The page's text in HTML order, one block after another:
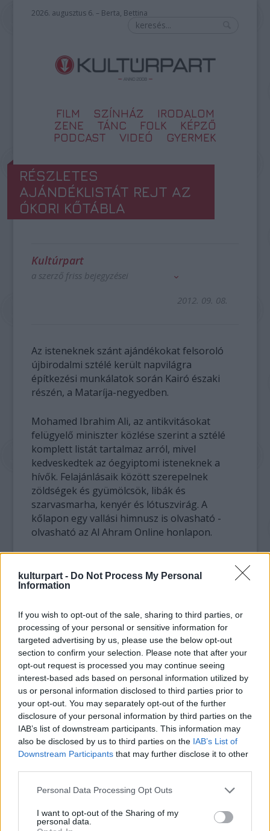
kulturpart - Do Not Process My Personal
Information
If you wish to opt-out of the sale, sharing to third parties, or
processing of your personal or sensitive information for
targeted advertising by us, please use the below opt-out
section to confirm your selection. Please note that after your
opt-out request is processed you may continue seeing
interest-based ads based on personal information utilized by
us or personal information disclosed to third parties prior to
your opt-out. You may separately opt-out of the further
disclosure of your personal information by third parties on the
IAB’s list of downstream participants. This information may
also be disclosed by us to third parties on the IAB’s List of
Downstream Participants that may further disclose it to other
Please note that this website/app uses one or more Google
not limited to your visit or usage behaviour. You may click to
grant or deny consent to Google and its third-party tags to
Personal Data Processing Opt Outs
I want to opt-out of the Sharing of my
personal data.
2026. augusztus 6. – Berta, Bettina
FILM SZÍNHÁZ
IRODALOM
ZENE
TÁNC FOLK
KÉPZŐ
PODCAST
VIDEÓ GYERMEK
RÉSZLETES
AJÁNDÉKLISTÁT REJT AZ
ÓKORI KŐTÁBLA
Kultúrpart
a szerző friss bejegyzései
2012. 09. 08.
Az isteneknek szánt ajándékokat felsoroló
újbirodalmi sztélé került napvilágra
építkezési munkálatok során Kairó északi
részén, a Mataríja-negyedben.
Mohamed Ibrahim Ali, az antikvitásokat
felügyelő miniszter közlése szerint a sztélé
komplett listát tartalmaz arról, mivel
kedveskedtek az óegyiptomi isteneknek a
hívők. Felajánlásaik között szerepelnek
zöldségek és gyümölcsök, libák és
szarvasmarha, kenyér és lótuszvirág. A
kőlapon egy vallási himnusz is olvasható -
olvasható az Al Ahram Online honlapon.
A sztélé előzetes vizsgálata alapján a
szakemberek arra a következtetésre
uralkodásának végén, a XIX. dinasztia elején
készülhetett.
Mohamed El-Bejali, az antikvitásokat
felügyelő minisztérium óegyiptomi
osztályának vezetője arra mutatott rá, hogy
milyen fontos régészeti helyszín a Mataríja-
negyed. Itt volt a napisten, Aton kultuszának
központja, a helyszínen számos ókori sírt
tártak fel, II. Ramszesz uralkodásának
idejéből származó oszlopok kerültek elő,
(Szeszósztrisz) fáraónak az obeliszkjét is.
Forrás:MTI